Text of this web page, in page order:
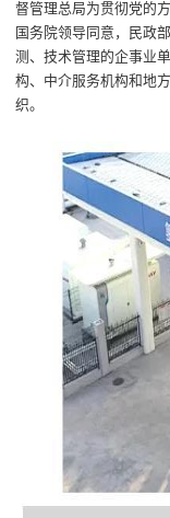
督管理总局为贯彻党的
国务院领导同意，民政
测、技术管理的企事业
构、中介服务机构和地
织。